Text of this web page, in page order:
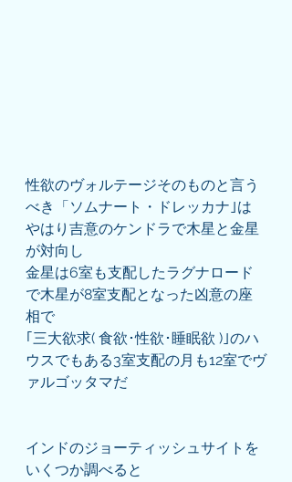
性欲のヴォルテージそのものと言う
べき「ソムナート・ドレッカナ｣は
やはり吉意のケンドラで木星と金星
が対向し
金星は6室も支配したラグナロード
で木星が8室支配となった凶意の座
相で
｢三大欲求( 食欲･性欲･睡眠欲 )｣のハ
ウスでもある3室支配の月も12室でヴ
ァルゴッタマだ
インドのジョーティッシュサイトを
いくつか調べると